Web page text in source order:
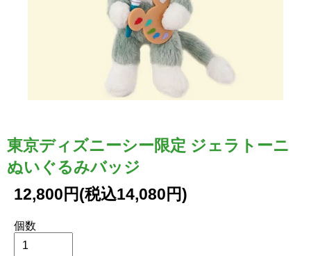
東京ディズニーシー限定 ジェラトーニ
ぬいぐるみバッジ
12,800円(税込14,080円)
個数